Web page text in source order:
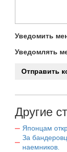
Уведомить
Уведомлять
Другие
Японцам
За
наемников.